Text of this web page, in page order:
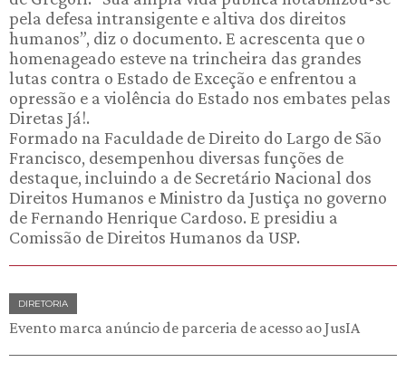
pela defesa intransigente e altiva dos direitos
humanos”, diz o documento. E acrescenta que o
homenageado esteve na trincheira das grandes
lutas contra o Estado de Exceção e enfrentou a
opressão e a violência do Estado nos embates pelas
Diretas Já!.
Formado na Faculdade de Direito do Largo de São
Francisco, desempenhou diversas funções de
destaque, incluindo a de Secretário Nacional dos
Direitos Humanos e Ministro da Justiça no governo
de Fernando Henrique Cardoso. E presidiu a
Comissão de Direitos Humanos da USP.
DIRETORIA
Evento marca anúncio de parceria de acesso ao JusIA